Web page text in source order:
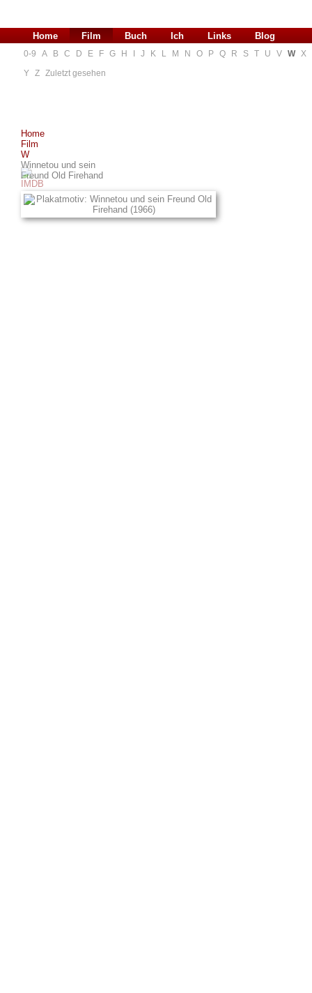
Home Film Buch Ich Links Blog
0-9 A B C D E F G H J K L M N O P Q R S T U V W X
Y Z Zuletzt gesehen
Home
Film
W
Winnetou und sein
Freund Old Firehand